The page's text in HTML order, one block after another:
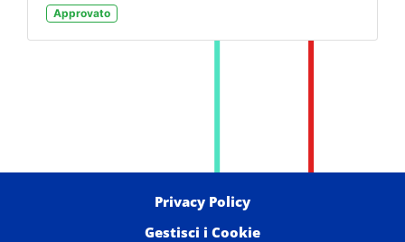
Approvato
Privacy Policy
Gestisci i Cookie